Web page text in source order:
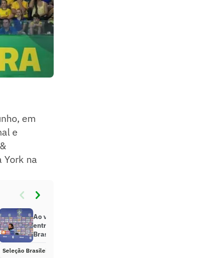
em
e
na
Ao vivo no Lance!: Alisson concede
entrevista coletiva da Seleção
Brasileira
Seleção Brasileira